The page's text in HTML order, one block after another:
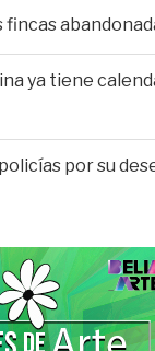
fincas
ya tiene
por su